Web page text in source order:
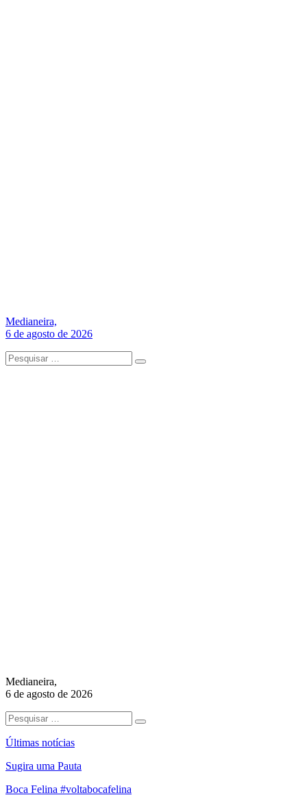
Medianeira,
6 de agosto de 2026
Medianeira,
6 de agosto de 2026
Últimas notícias
Sugira uma Pauta
Boca Felina #voltabocafelina